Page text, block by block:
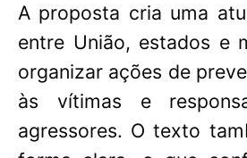
A proposta cria uma
entre União, estados e
organizar ações de
às vítimas e
agressores. O texto